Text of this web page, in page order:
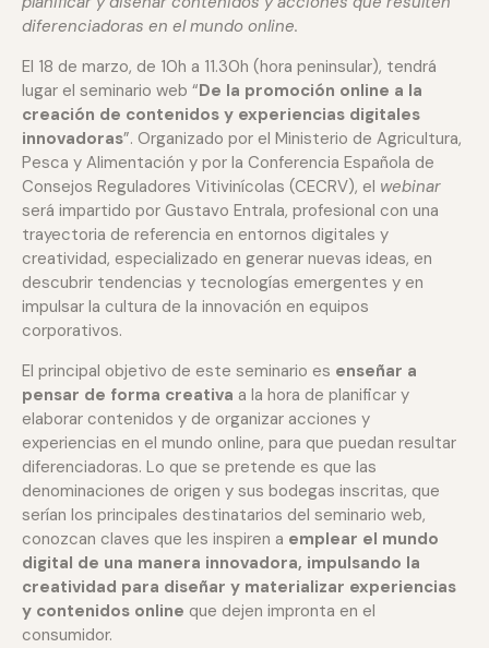
diferenciadoras en el mundo online.
El 18 de marzo, de 10h a 11.30h (hora peninsular), tendrá
lugar el seminario web “De la promoción online a la
creación de contenidos y experiencias digitales
innovadoras”. Organizado por el Ministerio de Agricultura,
Pesca y Alimentación y por la Conferencia Española de
Consejos Reguladores Vitivinícolas (CECRV), el webinar
será impartido por Gustavo Entrala, profesional con una
trayectoria de referencia en entornos digitales y
creatividad, especializado en generar nuevas ideas, en
descubrir tendencias y tecnologías emergentes y en
impulsar la cultura de la innovación en equipos
corporativos.
El principal objetivo de este seminario es enseñar a
pensar de forma creativa a la hora de planificar y
elaborar contenidos y de organizar acciones y
experiencias en el mundo online, para que puedan resultar
diferenciadoras. Lo que se pretende es que las
denominaciones de origen y sus bodegas inscritas, que
serían los principales destinatarios del seminario web,
conozcan claves que les inspiren a emplear el mundo
digital de una manera innovadora, impulsando la
creatividad para diseñar y materializar experiencias
y contenidos online que dejen impronta en el
consumidor.